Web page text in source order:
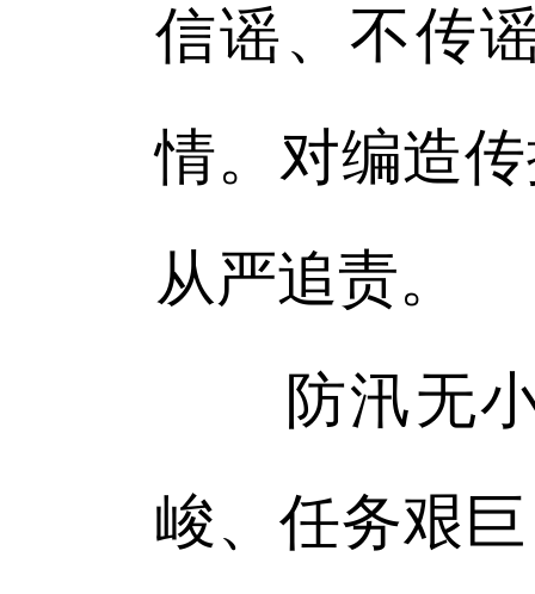
信谣、不传
情。对编造
从严追责。
防汛无小
峻、任务艰